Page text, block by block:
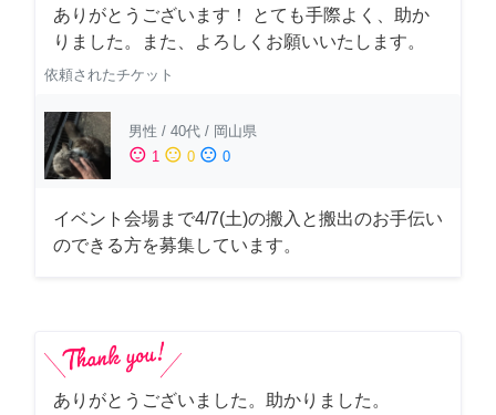
ありがとうございます！ とても手際よく、助か
りました。また、よろしくお願いいたします。
依頼されたチケット
男性 / 40代 / 岡山県
sentiment_satisfied 1 sentiment_neutral 0 sentiment_dissatisfied 0
イベント会場まで4/7(土)の搬入と搬出のお手伝い
のできる方を募集しています。
ありがとうございました。助かりました。